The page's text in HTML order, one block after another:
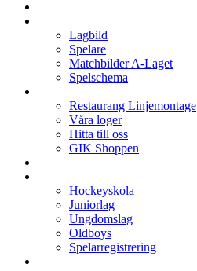
Lagbild
Spelare
Matchbilder A-Laget
Spelschema
Restaurang Linjemontage
Våra loger
Hitta till oss
GIK Shoppen
Hockeyskola
Juniorlag
Ungdomslag
Oldboys
Spelarregistrering